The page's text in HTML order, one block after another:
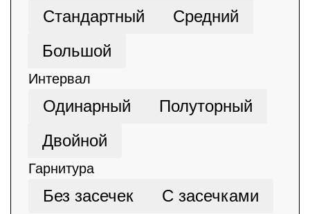
Стандартный
Средний
Большой
Интервал
Одинарный
Полуторный
Двойной
Гарнитура
Без засечек С засечками